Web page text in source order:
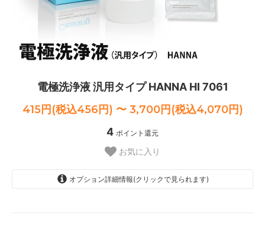
電極洗浄液 汎用タイプ HANNA HI 7061
415円(税込456円) 〜 3,700円(税込4,070円)
4 ポイント還元
お気に入り
オプション詳細情報(クリックで見られます)